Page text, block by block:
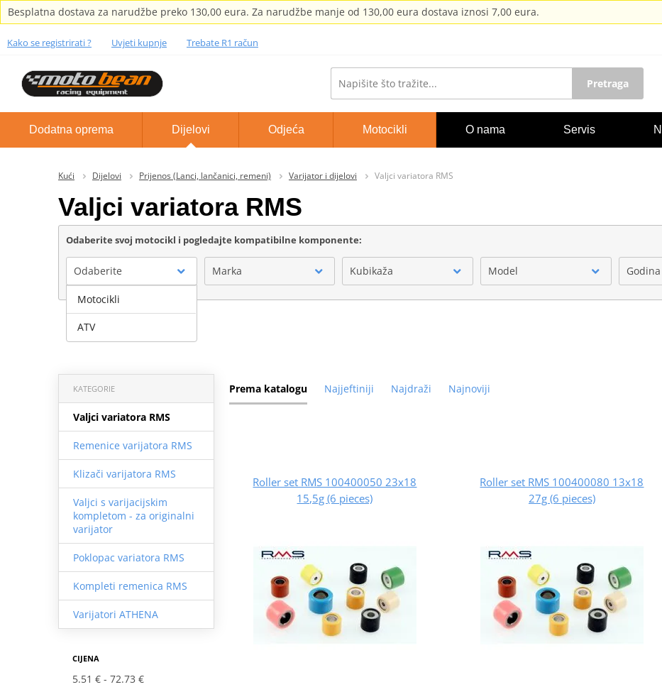
Besplatna dostava za narudžbe preko 130,00 eura. Za narudžbe manje od 130,00 eura dostava iznosi 7,00 eura.
Kako se registrirati ? Uvjeti kupnje Trebate R1 račun
Pretraga
Dodatna oprema Dijelovi Odjeća Motocikli O nama Servis
Kući Dijelovi Prijenos (Lanci, lančanici, remeni) Varijator i dijelovi Valjci variatora RMS
Valjci variatora RMS
Odaberite svoj motocikl i pogledajte kompatibilne komponente:
Odaberite Marka Kubikaža Model
Prema katalogu Najjeftiniji Najdraži Najnoviji
KATEGORIE
Valjci variatora RMS
Remenice varijatora RMS
Klizači varijatora RMS
Valjci s varijacijskim
kompletom - za originalni
varijator
Poklopac variatora RMS
Kompleti remenica RMS
Varijatori ATHENA
CIJENA
5.51 € 72.73 €
Roller set RMS 100400050 23x18
15,5g (6 pieces)
Roller set RMS 100400080 13x18
27g (6 pieces)
Motocikli
ATV